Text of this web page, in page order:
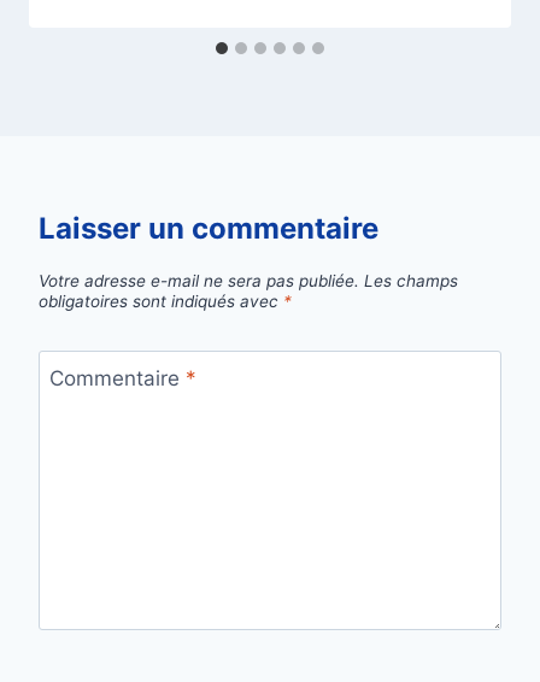
Laisser un commentaire
Votre adresse e-mail ne sera pas publiée. Les champs
obligatoires sont indiqués avec *
Commentaire *